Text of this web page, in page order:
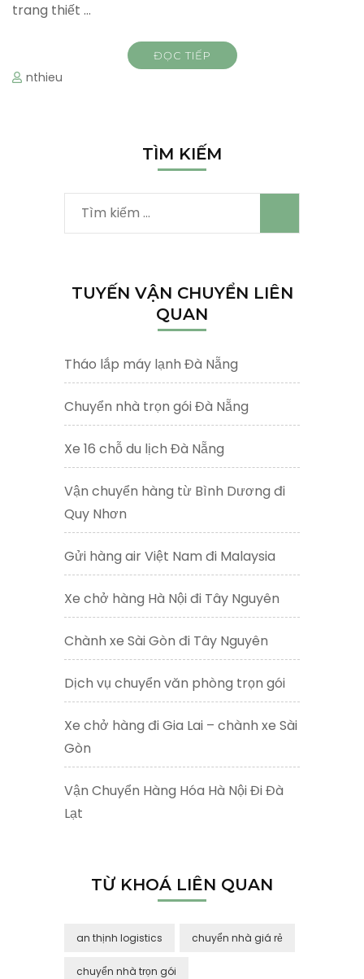
trang thiết …
ĐỌC TIẾP
nthieu
TÌM KIẾM
Tìm
kiếm
TUYẾN VẬN CHUYỂN LIÊN
QUAN
Tháo lắp máy lạnh Đà Nẵng
Chuyển nhà trọn gói Đà Nẵng
Xe 16 chỗ du lịch Đà Nẵng
Vận chuyển hàng từ Bình Dương đi
Quy Nhơn
Gửi hàng air Việt Nam đi Malaysia
Xe chở hàng Hà Nội đi Tây Nguyên
Chành xe Sài Gòn đi Tây Nguyên
Dịch vụ chuyển văn phòng trọn gói
Xe chở hàng đi Gia Lai – chành xe Sài
Gòn
Vận Chuyển Hàng Hóa Hà Nội Đi Đà
Lạt
TỪ KHOÁ LIÊN QUAN
an thịnh logistics chuyển nhà giá rẻ
chuyển nhà trọn gói